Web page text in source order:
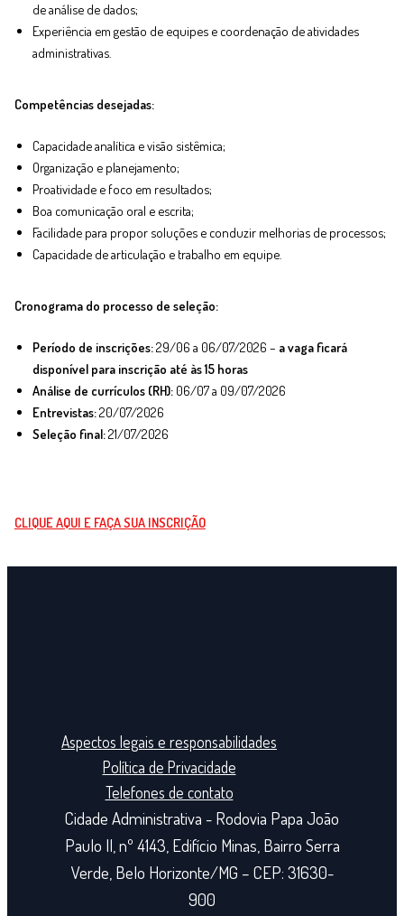
de análise de dados;
Experiência em gestão de equipes e coordenação de atividades
administrativas.
Competências desejadas:
Capacidade analítica e visão sistêmica;
Organização e planejamento;
Proatividade e foco em resultados;
Boa comunicação oral e escrita;
Facilidade para propor soluções e conduzir melhorias de processos;
Capacidade de articulação e trabalho em equipe.
Cronograma do processo de seleção:
Período de inscrições:29/06 a 06/07/2026 – a vaga ficará
disponível para inscrição até às 15 horas
Análise de currículos (RH): 06/07 a 09/07/2026
Entrevistas:20/07/2026
Seleção final:21/07/2026
CLIQUE AQUI E FAÇA SUA INSCRIÇÃO
Aspectos legais e responsabilidades
Política de Privacidade
Telefones de contato
Cidade Administrativa - Rodovia Papa João
Paulo II, nº 4143, Edifício Minas, Bairro Serra
Verde, Belo Horizonte/MG – CEP: 31630-
900